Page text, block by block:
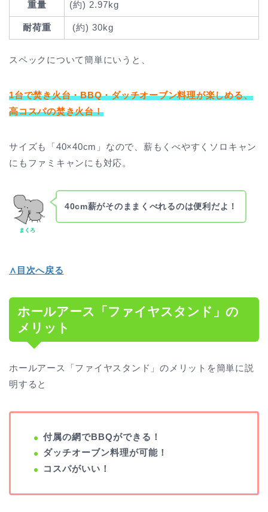
重量 (約) 2.97kg
耐荷重 (約) 30kg
スペックについて簡単にいうと、
1台で焚き火台・BBQ・ダッチオーブン料理が楽しめる、
高コスパの焚き火台！
サイズも「40×40cm」なので、薪もくべやすくソロキャン
にもファミキャンにも対応。
まくろ
40cm薪がそのままくべれるのは便利だよ！
∧目次へ戻る
ホールアース「ファイヤスタンド」の
メリット
ホールアース「ファイヤスタンド」のメリットを簡単に説
明すると
付属の網でBBQができる！
ダッチオーブン料理が可能！
コスパがいい！